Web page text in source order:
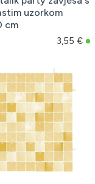
uzorkom
cm
3,55 €